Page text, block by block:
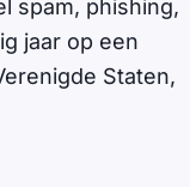
spam, phishing,
jaar op een
Staten,